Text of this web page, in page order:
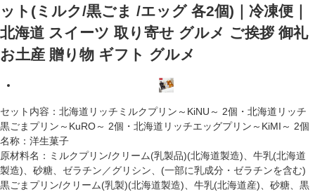
ット(ミルク/黒ごま /エッグ 各2個)｜冷凍便｜
北海道 スイーツ 取り寄せ グルメ ご挨拶 御礼
お土産 贈り物 ギフト グルメ
セット内容：北海道リッチミルクプリン～KiNU～ 2個・北海道リッチ
黒ごまプリン～KuRO～ 2個・北海道リッチエッグプリン～KiMI～ 2個
名称：洋生菓子
原材料名：ミルクプリン/クリーム(乳製品)(北海道製造)、牛乳(北海道
製造)、砂糖、ゼラチン／グリシン、(一部に乳成分・ゼラチンを含む)
黒ごまプリン/クリーム(乳製)(北海道製造)、牛乳(北海道産)、砂糖、黒